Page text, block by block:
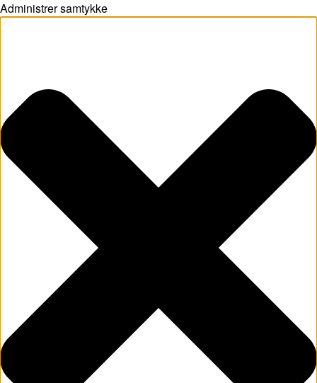
Administrer samtykke